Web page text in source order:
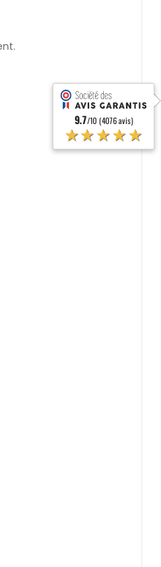
9.7/10 (4076 avis)
★★★★★